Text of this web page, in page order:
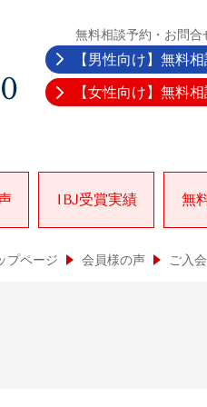
無料相談予約・お問合
【男性向け】無料
【女性向け】無料
IBJ受賞実績 無
プページ 会員様の声 ご入